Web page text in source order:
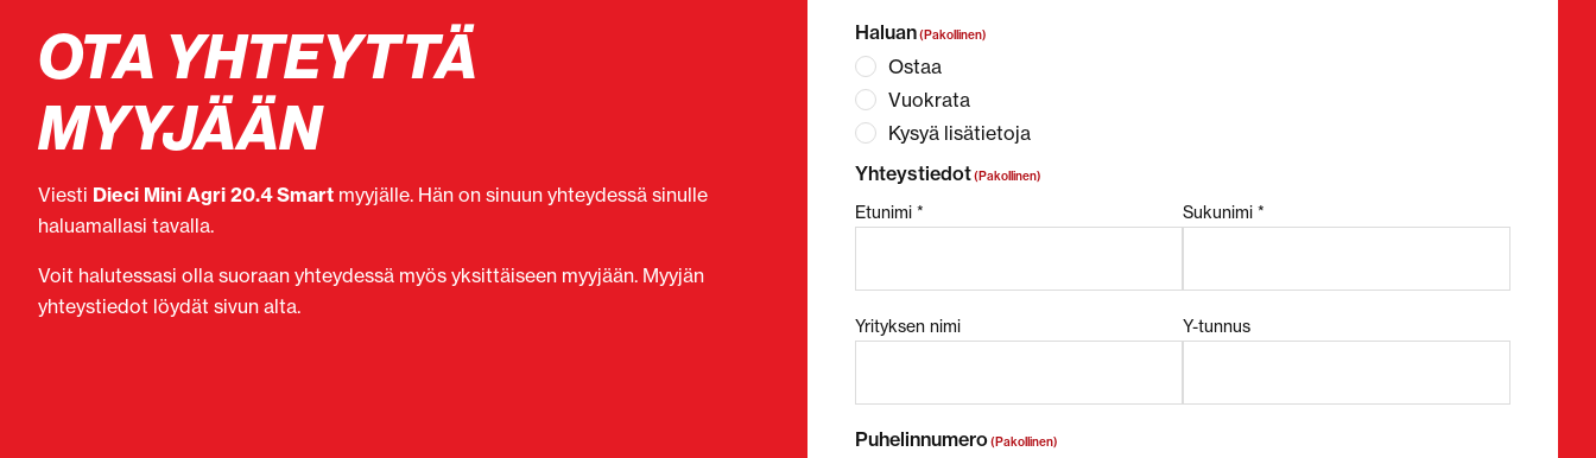
OTA YHTEYTTÄ
MYYJÄÄN
Viesti Dieci Mini Agri 20.4 Smart myyjälle. Hän on sinuun yhteydessä sinulle
haluamallasi tavalla.
Voit halutessasi olla suoraan yhteydessä myös yksittäiseen myyjään. Myyjän
yhteystiedot löydät sivun alta.
Haluan(Pakollinen)
Ostaa
Vuokrata
Kysyä lisätietoja
Yhteystiedot(Pakollinen)
Etunimi * Sukunimi *
Yrityksen nimi Y-tunnus
Puhelinnumero(Pakollinen)